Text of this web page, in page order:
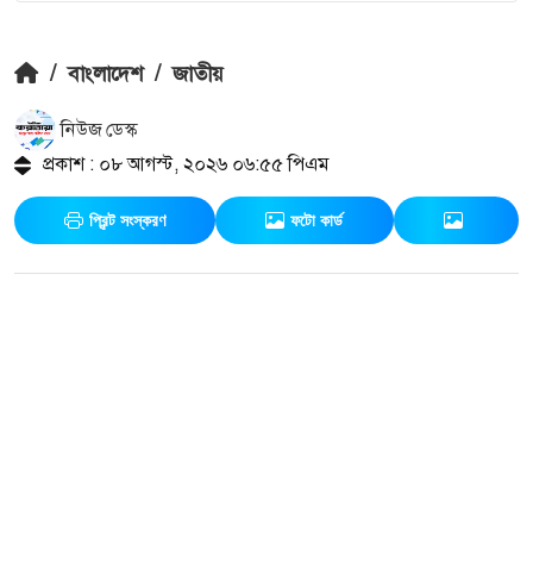
/ বাংলাদেশ / জাতীয়
নিউজ ডেস্ক
প্রকাশ : ০৮ আগস্ট, ২০২৬ ০৬:৫৫ পিএম
প্রিন্ট সংস্করণ ফটো কার্ড